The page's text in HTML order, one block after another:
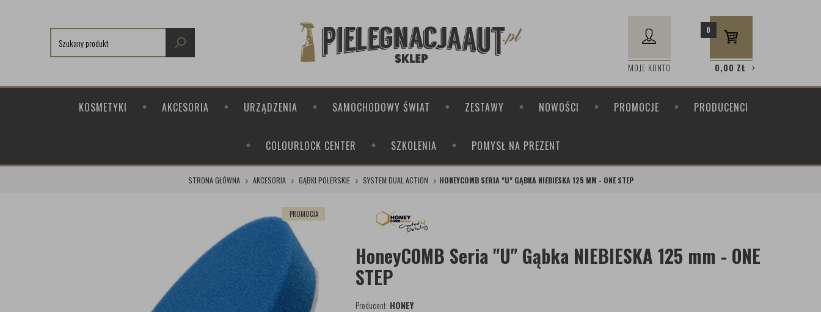
MOJE KONTO
0
0,00 ZŁ
KOSMETYKI AKCESORIA URZĄDZENIA SAMOCHODOWY ŚWIAT ZESTAWY NOWOŚCI PROMOCJE PRODUCENCI
COLOURLOCK CENTER SZKOLENIA POMYSŁ NA PREZENT
STRONA GŁÓWNA AKCESORIA GĄBKI POLERSKIE SYSTEM DUAL ACTION HONEYCOMB SERIA "U" GĄBKA NIEBIESKA 125 MM - ONE STEP
PROMOCJA
HoneyCOMB Seria "U" Gąbka NIEBIESKA 125 mm - ONE
STEP
Producent: HONEY